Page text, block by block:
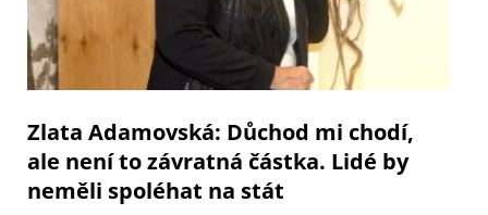
Zlata Adamovská: Důchod mi chodí,
ale není to závratná částka. Lidé by
neměli spoléhat na stát